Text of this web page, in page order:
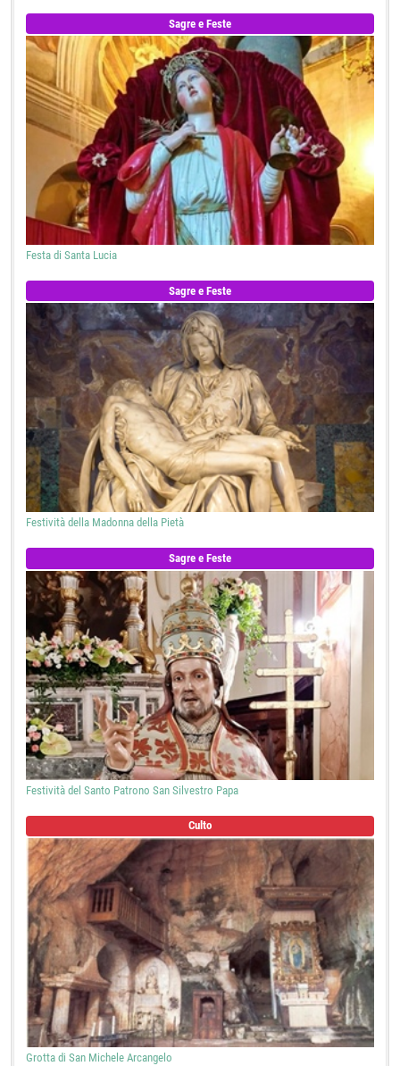
Sagre e Feste
Festa di Santa Lucia
Sagre e Feste
Festività della Madonna della Pietà
Sagre e Feste
Festività del Santo Patrono San Silvestro Papa
Culto
Grotta di San Michele Arcangelo